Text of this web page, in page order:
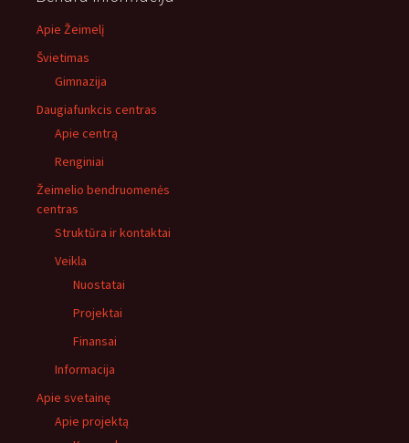
Apie Žeimelį
Švietimas
Gimnazija
Daugiafunkcis centras
Apie centrą
Renginiai
Žeimelio bendruomenės
centras
Struktūra ir kontaktai
Veikla
Nuostatai
Projektai
Finansai
Informacija
Apie svetainę
Apie projektą